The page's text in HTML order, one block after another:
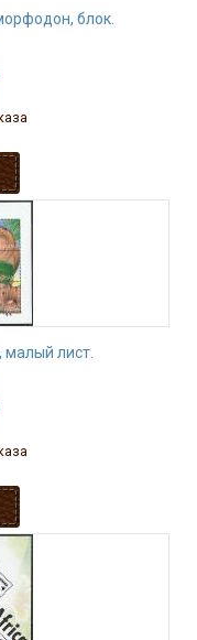
блок.
малый лист.